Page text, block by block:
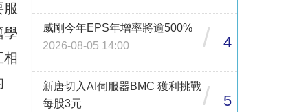
服
學
相
威剛今年EPS年增率將逾500%
2026-08-05 14:00
/ 4
新唐切入AI伺服器BMC 獲利挑戰
每股3元
/ 5